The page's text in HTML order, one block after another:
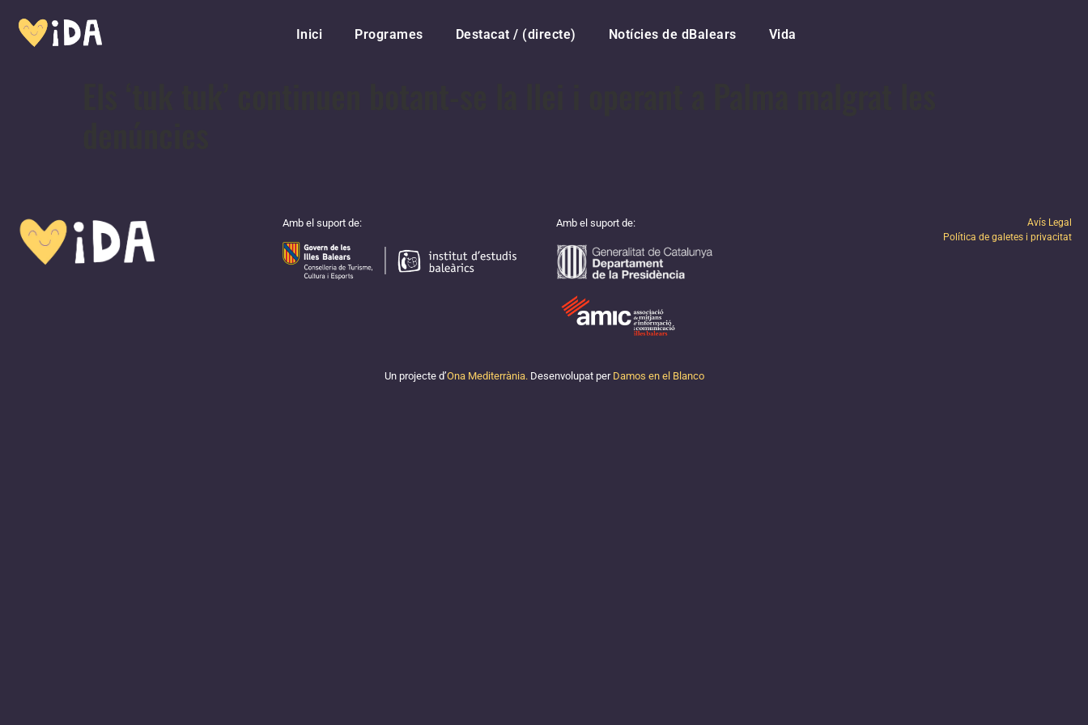
Inici Programes Destacat / (directe) Notícies de dBalears Vida
Amb el suport de: Amb el suport de:
Avís Legal
Política de galetes i privacitat
Un projecte d’Ona Mediterrània.Desenvolupat per Damos en el Blanco